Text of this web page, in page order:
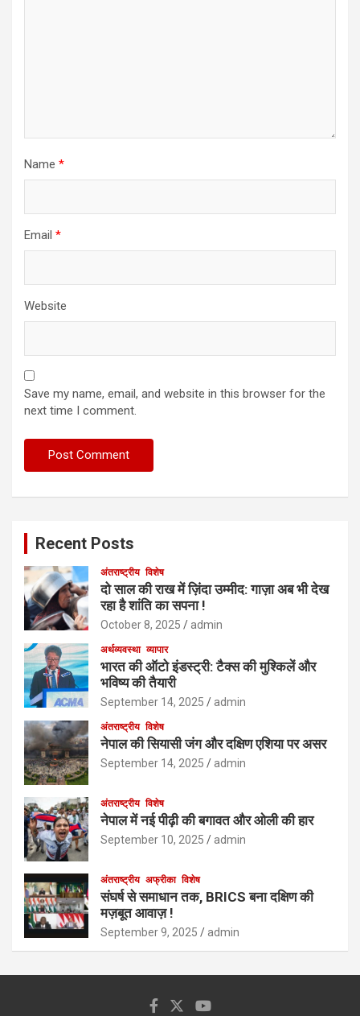
Name *
Email *
Website
Save my name, email, and website in this browser for the
next time I comment.
Recent Posts
अंतराष्ट्रीय विशेष
दो साल की राख में ज़िंदा उम्मीद: गाज़ा अब भी देख
रहा है शांति का सपना !
October 8, 2025 admin
अर्थव्यवस्था व्यापार
भारत की ऑटो इंडस्ट्री: टैक्स की मुश्किलें और
भविष्य की तैयारी
September 14, 2025 admin
अंतराष्ट्रीय विशेष
नेपाल की सियासी जंग और दक्षिण एशिया पर असर
September 14, 2025 admin
अंतराष्ट्रीय विशेष
नेपाल में नई पीढ़ी की बगावत और ओली की हार
September 10, 2025 admin
अंतराष्ट्रीय अफ्रीका विशेष
संघर्ष से समाधान तक, BRICS बना दक्षिण की
मज़बूत आवाज़ !
September 9, 2025 admin